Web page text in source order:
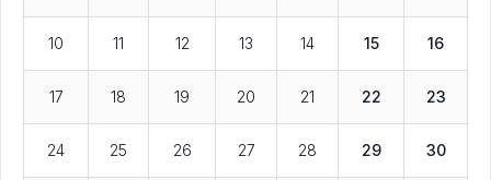
10 11 12 13 14 15 16
17 18 19 20 21 22 23
24 25 26 27 28 29 30